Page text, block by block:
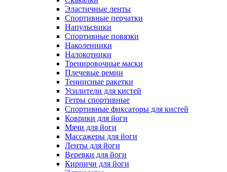
Эластичные ленты
Спортивные перчатки
Напульсники
Спортивные повязки
Наколенники
Налокотники
Тренировочные маски
Плечевые ремни
Теннисные ракетки
Усилители для кистей
Гетры спортивные
Спортивные фиксаторы для кистей
Коврики для йоги
Мячи для йоги
Массажеры для йоги
Ленты для йоги
Веревки для йоги
Кирпичи для йоги